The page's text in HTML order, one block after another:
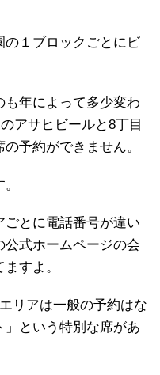
の１ブロックごとにビ
年によって多少変わ
アサヒビールと8丁目
予約ができません。
とに電話番号が違い
公式ホームページの会
すよ。
リアは一般の予約はな
という特別な席があ